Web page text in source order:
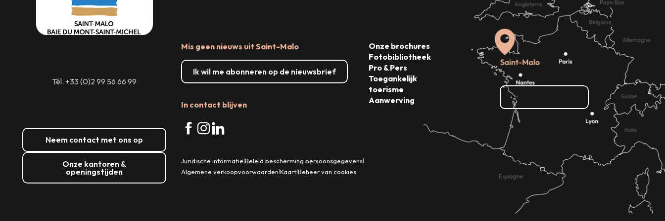
Tél. +33 (0)2 99 56 66 99
Neem contact met ons op
Onze kantoren &
openingstijden
Mis geen nieuws uit Saint-Malo
Ik wil me abonneren op de nieuwsbrief
In contact blijven
Onze brochures
Fotobibliotheek
Pro & Pers
Toegankelijk
toerisme
Aanwerving
Juridische informatie|Beleid bescherming persoonsgegevens|
Algemene verkoopvoorwaarden|Kaart|Beheer van cookies
Hoe kom ik daar?